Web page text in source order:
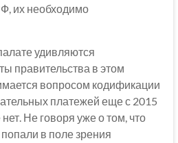
их необходимо
удивляются
правительства в этом
вопросом кодификации
платежей еще с 2015
нет. Не говоря уже о том, что
в поле зрения